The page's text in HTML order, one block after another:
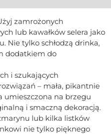
zamrożonych
lub kawałków selera jako
Nie tylko schłodzą drinka,
dodatkiem do
i szukających
– mała, pikantnie
umieszczona na brzegu
i smaczną dekoracją.
lub kilka listków
nie tylko pięknego